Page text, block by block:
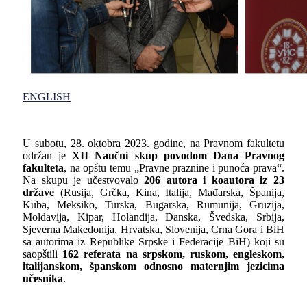
ENGLISH
U subotu, 28. oktobra 2023. godine, na Pravnom fakultetu
održan jeXII Naučni skup povodom Dana Pravnog
fakulteta, na opštu temu „Pravne praznine i punoća prava“.
Na skupu je učestvovalo206 autora i koautora iz 23
države (Rusija, Grčka, Kina, Italija, Mađarska, Španija,
Kuba, Meksiko, Turska, Bugarska, Rumunija, Gruzija,
Moldavija, Kipar, Holandija, Danska, Švedska, Srbija,
Sjeverna Makedonija, Hrvatska, Slovenija, Crna Gora i BiH
sa autorima iz Republike Srpske i Federacije BiH) koji su
saopštili 162 referata na srpskom, ruskom, engleskom,
italijanskom, španskom odnosno maternjim jezicima
učesnika.